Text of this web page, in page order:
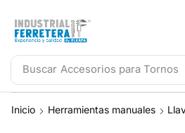
Buscar Accesorios para Tornos
Inicio Herramientas manuales